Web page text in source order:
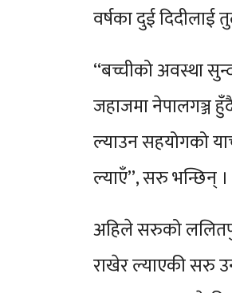
वर्षका दुई दिदीलाई
“बच्चीको अवस्था
जहाजमा नेपालगञ्ज
ल्याउन सहयोगको
ल्याएँ”, सरु भन्छिन् ।
अहिले सरुको
राखेर ल्याएकी सरु